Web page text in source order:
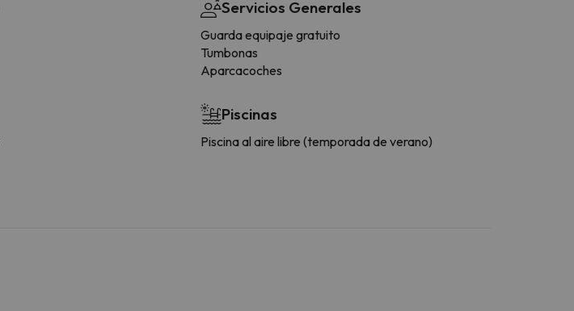
Servicios Generales
Guarda equipaje gratuito
Tumbonas
Aparcacoches
Piscinas
Piscina al aire libre (temporada de verano)